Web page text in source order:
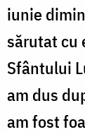
iunie
sărutat cu
Sfântului
am dus
am fost